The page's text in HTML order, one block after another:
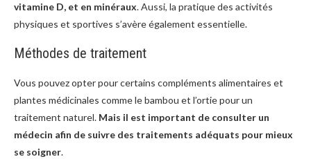
vitamine D, et en minéraux. Aussi, la pratique des activités
physiques et sportives s’avère également essentielle.
Méthodes de traitement
Vous pouvez opter pour certains compléments alimentaires et
plantes médicinales comme le bambou et l’ortie pour un
traitement naturel. Mais il est important de consulter un
médecin afin de suivre des traitements adéquats pour mieux
se soigner.